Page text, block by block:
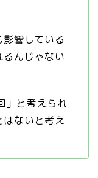
影響している
んじゃない
」と考えられ
ないと考え